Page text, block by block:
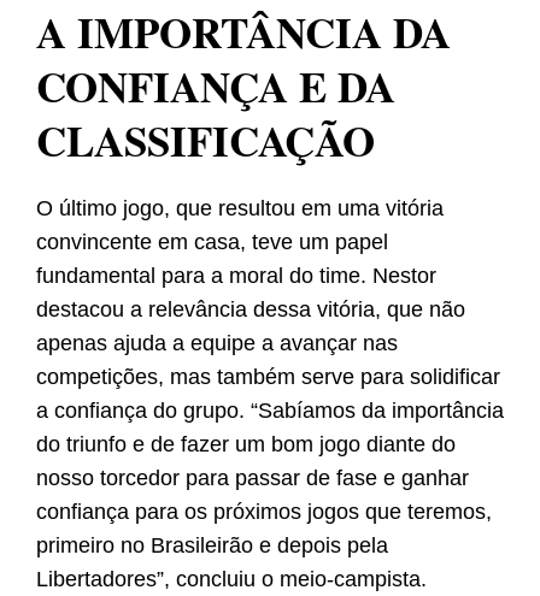
A IMPORTÂNCIA DA
CONFIANÇA E DA
CLASSIFICAÇÃO
O último jogo, que resultou em uma vitória
convincente em casa, teve um papel
fundamental para a moral do time. Nestor
destacou a relevância dessa vitória, que não
apenas ajuda a equipe a avançar nas
competições, mas também serve para solidificar
a confiança do grupo. “Sabíamos da importância
do triunfo e de fazer um bom jogo diante do
nosso torcedor para passar de fase e ganhar
confiança para os próximos jogos que teremos,
primeiro no Brasileirão e depois pela
Libertadores”, concluiu o meio-campista.